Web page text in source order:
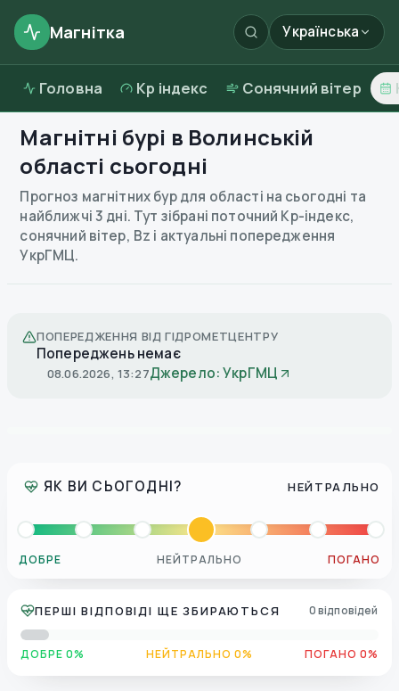
Магнітка Українська
Головна Kp індекс Сонячний вітер
Магнітні бурі в Волинській
області сьогодні
Прогноз магнітних бур для області на сьогодні та
найближчі 3 дні. Тут зібрані поточний Kp-індекс,
сонячний вітер, Bz і актуальні попередження
УкрГМЦ.
ПОПЕРЕДЖЕННЯ ВІД ГІДРОМЕТЦЕНТРУ
Попереджень немає
08.06.2026, 13:27Джерело: УкрГМЦ
ЯК ВИ СЬОГОДНІ? НЕЙТРАЛЬНО
ДОБРЕ НЕЙТРАЛЬНО ПОГАНО
ПЕРШІ ВІДПОВІДІ ЩЕ ЗБИРАЮТЬСЯ 0 відповідей
ДОБРЕ 0% НЕЙТРАЛЬНО 0% ПОГАНО 0%